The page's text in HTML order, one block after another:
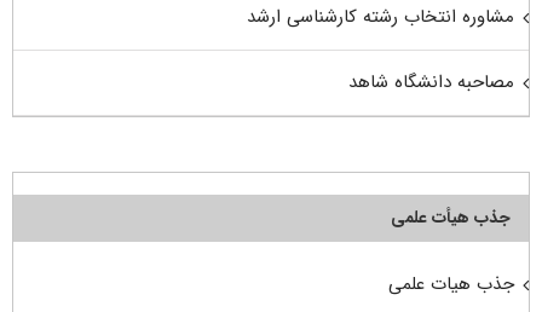
مشاوره انتخاب رشته کارشناسی ارشد
مصاحبه دانشگاه شاهد
جذب هیأت علمی
جذب هیات علمی